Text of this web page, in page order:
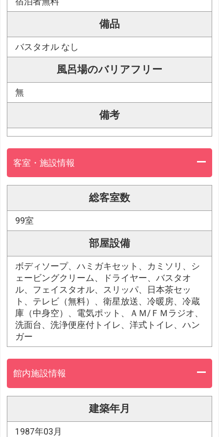
備品
バスタオル なし
風呂場のバリアフリー
無
備考
客室・施設情報
総客室数
99室
部屋設備
ボディソープ、ハミガキセット、カミソリ、シ
ェービングクリーム、ドライヤー、バスタオ
ル、フェイスタオル、スリッパ、日本茶セッ
ト、テレビ（無料）、衛星放送、冷暖房、冷蔵
庫（中身空）、電気ポット、ＡＭ/ＦＭラジオ、
洗面台、洗浄便座付トイレ、洋式トイレ、ハン
ガー
館内施設情報
建築年月
1987年03月